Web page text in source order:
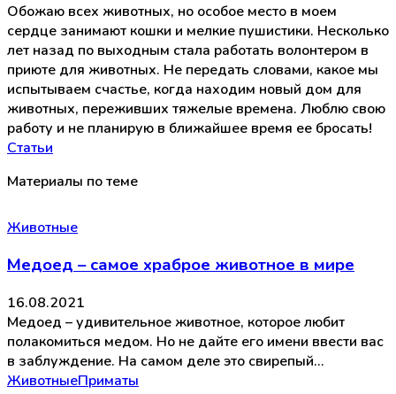
Обожаю всех животных, но особое место в моем
сердце занимают кошки и мелкие пушистики. Несколько
лет назад по выходным стала работать волонтером в
приюте для животных. Не передать словами, какое мы
испытываем счастье, когда находим новый дом для
животных, переживших тяжелые времена. Люблю свою
работу и не планирую в ближайшее время ее бросать!
Статьи
Материалы по теме
Животные
Медоед – самое храброе животное в мире
16.08.2021
Медоед – удивительное животное, которое любит
полакомиться медом. Но не дайте его имени ввести вас
в заблуждение. На самом деле это свирепый…
ЖивотныеПриматы